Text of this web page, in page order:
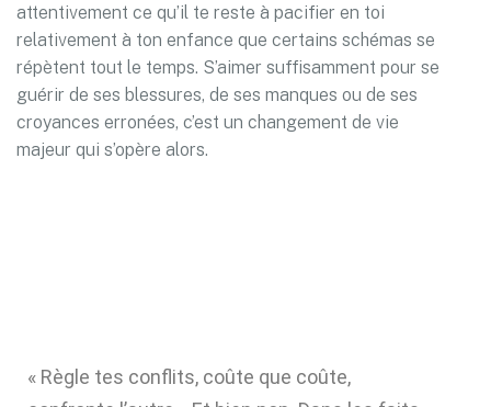
attentivement ce qu’il te reste à pacifier en toi
relativement à ton enfance que certains schémas se
répètent tout le temps. S’aimer suffisamment pour se
guérir de ses blessures, de ses manques ou de ses
croyances erronées, c’est un changement de vie
majeur qui s’opère alors.
« Règle tes conflits, coûte que coûte,